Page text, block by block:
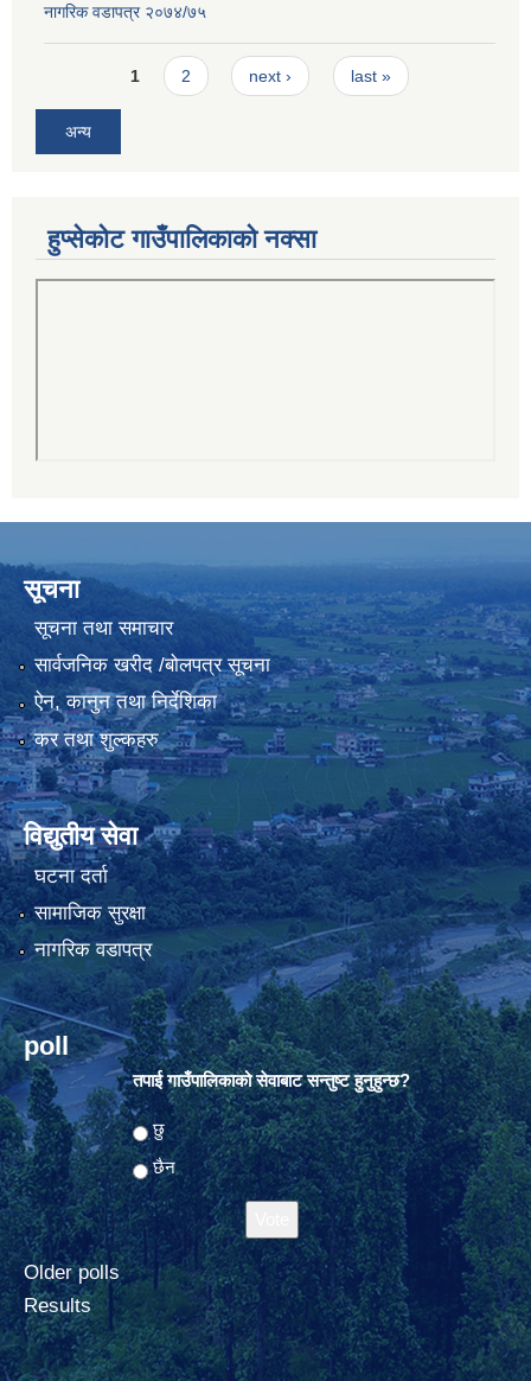
नागरिक वडापत्र २०७४/७५
Pages1 2 next › last »
अन्य
हुप्सेकोट गाउँपालिकाको नक्सा
सूचना
सूचना तथा समाचार
सार्वजनिक खरीद /बोलपत्र सूचना
ऐन, कानुन तथा निर्देशिका
कर तथा शुल्कहरु
विद्युतीय सेवा
घटना दर्ता
सामाजिक सुरक्षा
नागरिक वडापत्र
poll
तपाई गाउँपालिकाको सेवाबाट सन्तुष्ट हुनुहुन्छ?
Choices
छु
छैन
Older polls
Results